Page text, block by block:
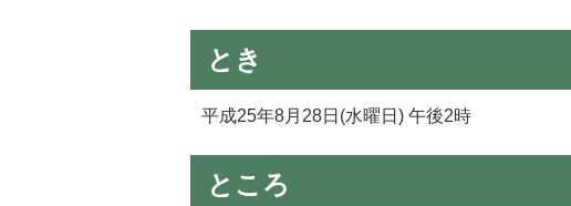
とき
平成25年8月28日(水曜日) 午後2時
ところ